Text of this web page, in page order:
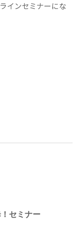
インセミナーにな
セミナー